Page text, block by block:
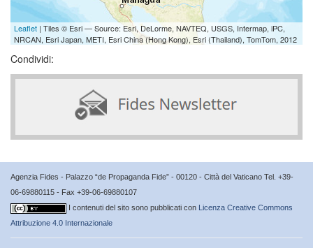
Leaflet | Tiles © Esri — Source: Esri, DeLorme, NAVTEQ, USGS, Intermap, iPC,
NRCAN, Esri Japan, METI, Esri China (Hong Kong), Esri (Thailand), TomTom, 2012
Condividi:
Agenzia Fides - Palazzo “de Propaganda Fide” - 00120 - Città del Vaticano Tel. +39-
06-69880115 - Fax +39-06-69880107
I contenuti del sito sono pubblicati con Licenza Creative Commons
Attribuzione 4.0 Internazionale